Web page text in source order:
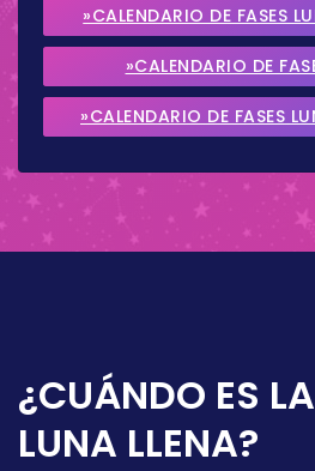
»CALENDARIO DE FASES
2026
»CALENDARIO DE
SEPTIEMBRE
»CALENDARIO DE FASES
¿CUÁNDO ES
LUNA LLENA?